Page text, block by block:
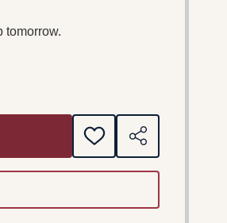
tomorrow.
WEBBER, ANDREW: CATS
OF LLOYD WEBBER,
ADD
TO
SHARE